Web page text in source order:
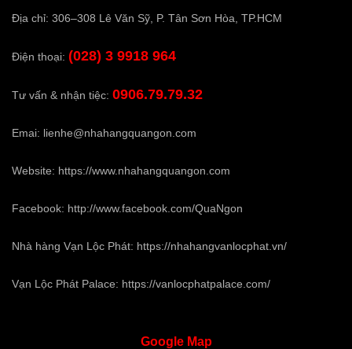
Địa chỉ: 306–308 Lê Văn Sỹ, P. Tân Sơn Hòa, TP.HCM
Điện thoại: (028) 3 9918 964
Tư vấn & nhận tiệc: 0906.79.79.32
Emai: lienhe@nhahangquangon.com
Website: https://www.nhahangquangon.com
Facebook: http://www.facebook.com/QuaNgon
Nhà hàng Vạn Lộc Phát: https://nhahangvanlocphat.vn/
Vạn Lộc Phát Palace: https://vanlocphatpalace.com/
GoogleMap